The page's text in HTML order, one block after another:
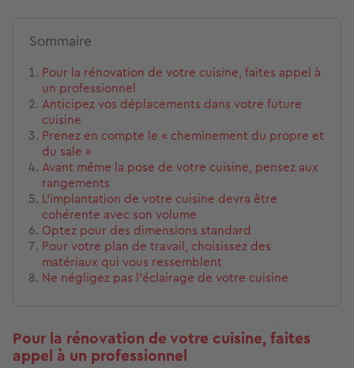
Sommaire
Pour la rénovation de votre cuisine, faites appel à
un professionnel
Anticipez vos déplacements dans votre future
cuisine
Prenez en compte le « cheminement du propre et
du sale »
Avant même la pose de votre cuisine, pensez aux
rangements
L’implantation de votre cuisine devra être
cohérente avec son volume
Optez pour des dimensions standard
Pour votre plan de travail, choisissez des
matériaux qui vous ressemblent
Ne négligez pas l’éclairage de votre cuisine
Pour la rénovation de votre cuisine, faites
appel à un professionnel